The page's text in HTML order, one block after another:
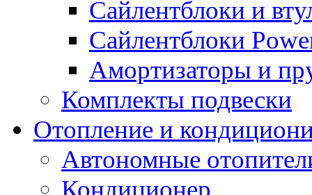
Сайлентблоки и
Сайлентблоки
Амортизаторы и
Комплекты подвески
Отопление и
Автономные
Кондиционер